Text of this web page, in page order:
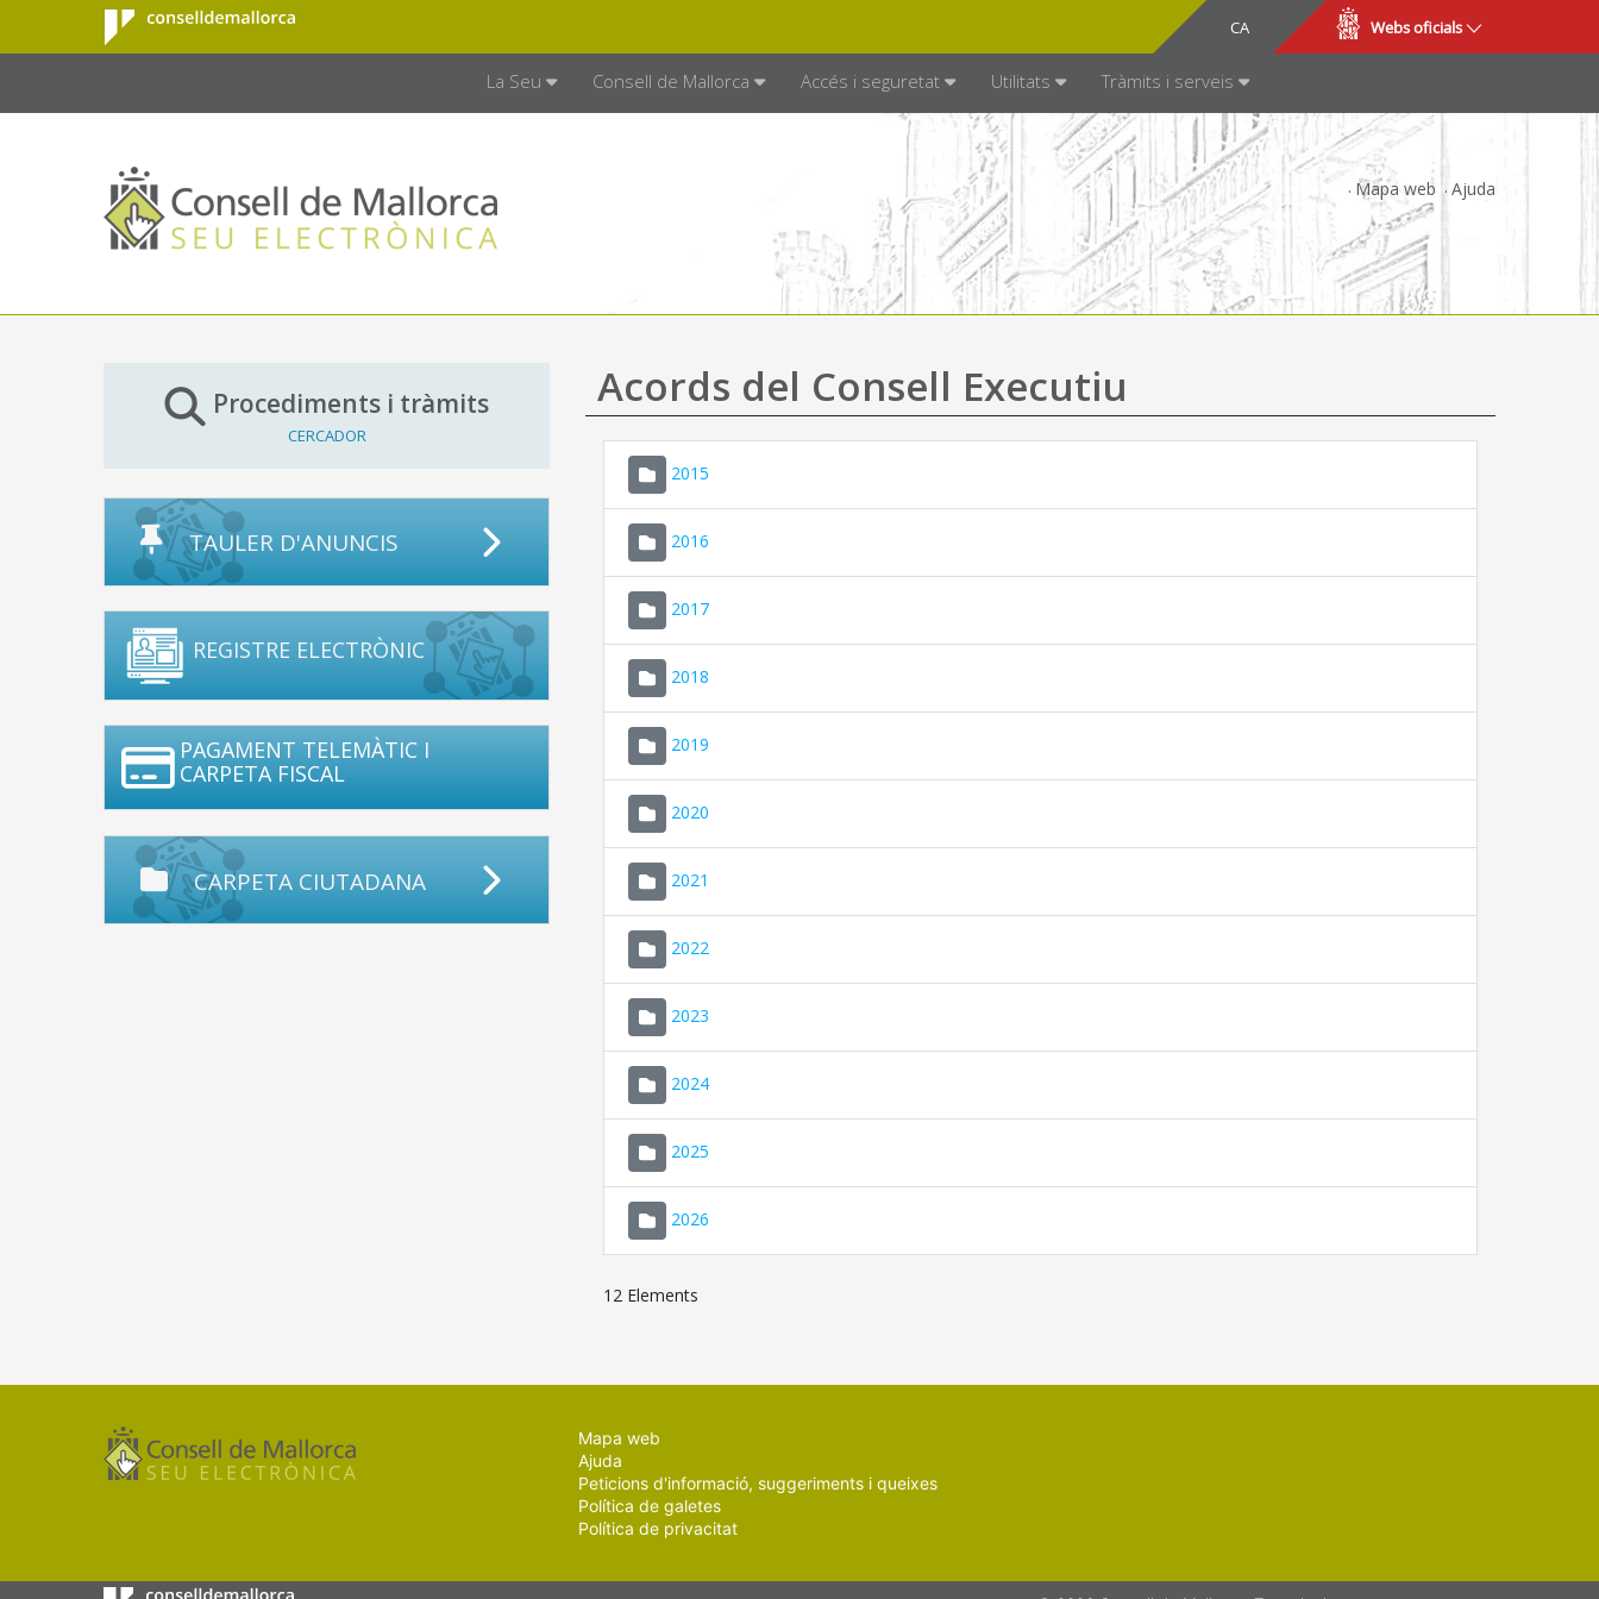
Salta al contingut principal
Consell de
Mallorca
CA
ES Webs oficials
La Seu Consell de Mallorca Accés i seguretat Utilitats Tràmits i serveis
Mapa web Ajuda
Procediments i tràmits
CERCADOR
TAULER D'ANUNCIS
REGISTRE ELECTRÒNIC
PAGAMENT TELEMÀTIC I
CARPETA FISCAL
CARPETA CIUTADANA
Acords del Consell Executiu
2015
2016
2017
2018
2019
2020
2021
2022
2023
2024
2025
2026
12 Elements
Mapa web
Ajuda
Peticions d'informació, suggeriments i queixes
Política de galetes
Política de privacitat